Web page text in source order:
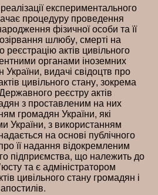
експериментального
процедуру проведення
фізичної особи та її
шлюбу, смерті на
реєстрацію актів цивільного
органами іноземних
видачі свідоцтв про
цивільного стану, зокрема
реєстру актів
з проставленим на них
громадян України, які
України, з використанням
на основі публічного
її надання відокремленим
підприємства, що належить до
та є адміністратором
цивільного стану громадян і